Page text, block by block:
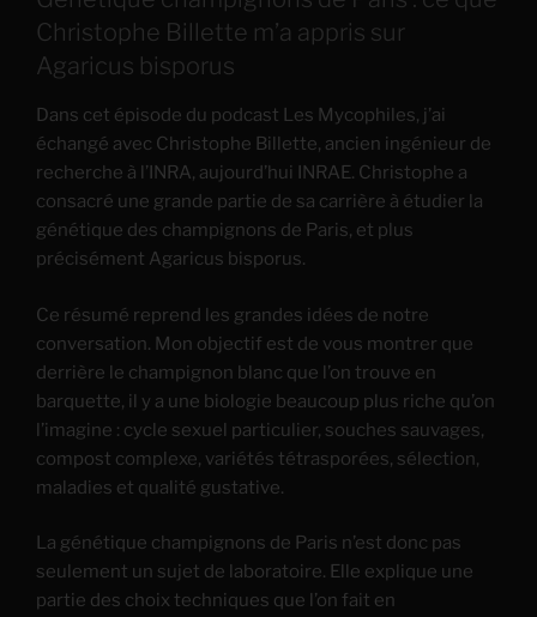
Christophe Billette m’a appris sur
Agaricus bisporus
Dans cet épisode du podcast Les Mycophiles, j’ai
échangé avec Christophe Billette, ancien ingénieur de
recherche à l’INRA, aujourd’hui INRAE. Christophe a
consacré une grande partie de sa carrière à étudier la
génétique des champignons de Paris, et plus
précisément Agaricus bisporus.
Ce résumé reprend les grandes idées de notre
conversation. Mon objectif est de vous montrer que
derrière le champignon blanc que l’on trouve en
barquette, il y a une biologie beaucoup plus riche qu’on
l’imagine : cycle sexuel particulier, souches sauvages,
compost complexe, variétés tétrasporées, sélection,
maladies et qualité gustative.
La génétique champignons de Paris n’est donc pas
seulement un sujet de laboratoire. Elle explique une
partie des choix techniques que l’on fait en